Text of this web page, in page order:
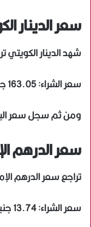
سعر الدينار
شهد الدينار الكويتي
سعر الشراء: 163.05 جنيه.
ومن ثم سجل سعر البيع: 164.20
سعر الدرهم
تراجع سعر الدرهم
سعر الشراء: 13.74 جنيه.